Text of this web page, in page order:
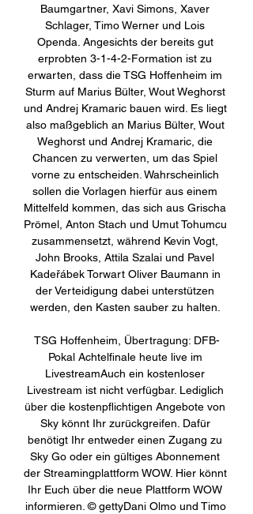
Baumgartner, Xavi Simons, Xaver
Schlager, Timo Werner und Lois
Openda. Angesichts der bereits gut
erprobten 3-1-4-2-Formation ist zu
erwarten, dass die TSG Hoffenheim im
Sturm auf Marius Bülter, Wout Weghorst
und Andrej Kramaric bauen wird. Es liegt
also maßgeblich an Marius Bülter, Wout
Weghorst und Andrej Kramaric, die
Chancen zu verwerten, um das Spiel
vorne zu entscheiden. Wahrscheinlich
sollen die Vorlagen hierfür aus einem
Mittelfeld kommen, das sich aus Grischa
Prömel, Anton Stach und Umut Tohumcu
zusammensetzt, während Kevin Vogt,
John Brooks, Attila Szalai und Pavel
Kadeřábek Torwart Oliver Baumann in
der Verteidigung dabei unterstützen
werden, den Kasten sauber zu halten.
TSG Hoffenheim, Übertragung: DFB-
Pokal Achtelfinale heute live im
LivestreamAuch ein kostenloser
Livestream ist nicht verfügbar. Lediglich
über die kostenpflichtigen Angebote von
Sky könnt Ihr zurückgreifen. Dafür
benötigt Ihr entweder einen Zugang zu
Sky Go oder ein gültiges Abonnement
der Streamingplattform WOW. Hier könnt
Ihr Euch über die neue Plattform WOW
informieren. © gettyDani Olmo und Timo